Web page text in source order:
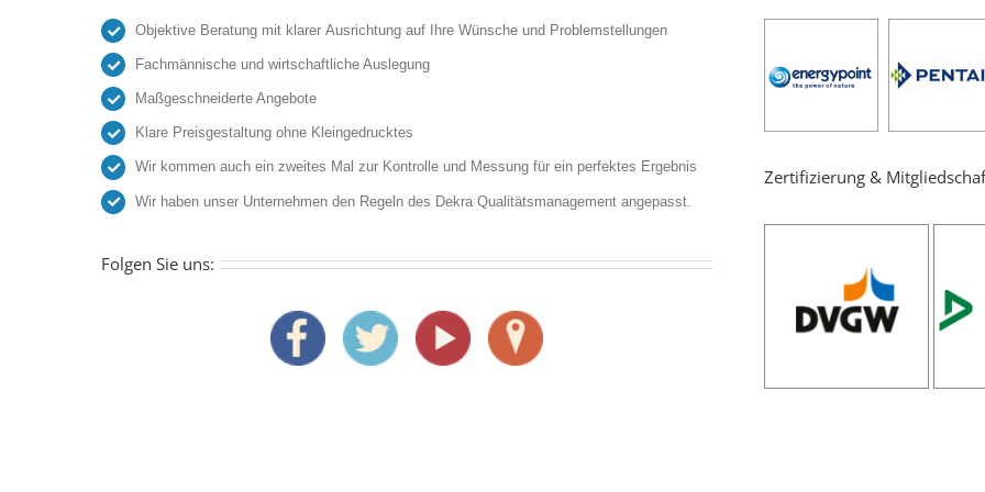
Objektive Beratung mit klarer Ausrichtung auf Ihre Wünsche und Problemstellungen
Fachmännische und wirtschaftliche Auslegung
Maßgeschneiderte Angebote
Klare Preisgestaltung ohne Kleingedrucktes
Wir kommen auch ein zweites Mal zur Kontrolle und Messung für ein perfektes Ergebnis
Wir haben unser Unternehmen den Regeln des Dekra Qualitätsmanagement angepasst.
Folgen Sie uns:
Zertifizierung &